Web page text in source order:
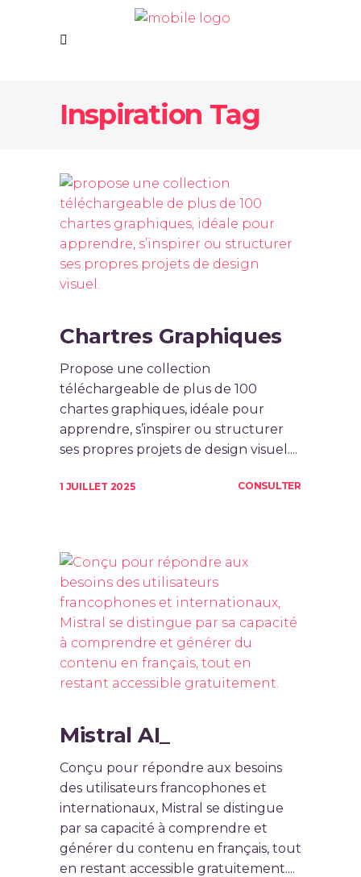
Inspiration Tag
Chartres Graphiques
Propose une collection
téléchargeable de plus de 100
chartes graphiques, idéale pour
apprendre, s’inspirer ou structurer
ses propres projets de design visuel....
1 JUILLET 2025 CONSULTER
Mistral AI_
Conçu pour répondre aux besoins
des utilisateurs francophones et
internationaux, Mistral se distingue
par sa capacité à comprendre et
générer du contenu en français, tout
en restant accessible gratuitement....